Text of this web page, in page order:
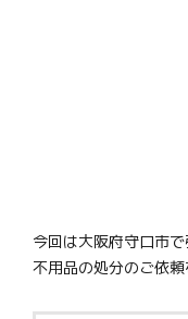
今回は大阪府守口市
不用品の処分のご依頼